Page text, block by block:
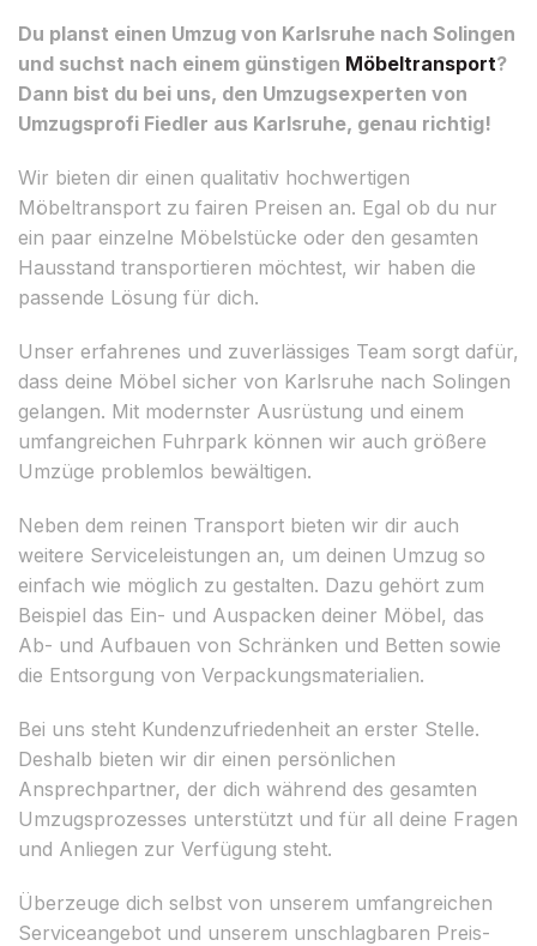
Du planst einen Umzug von Karlsruhe nach Solingen
und suchst nach einem günstigen Möbeltransport?
Dann bist du bei uns, den Umzugsexperten von
Umzugsprofi Fiedler aus Karlsruhe, genau richtig!
Wir bieten dir einen qualitativ hochwertigen
Möbeltransport zu fairen Preisen an. Egal ob du nur
ein paar einzelne Möbelstücke oder den gesamten
Hausstand transportieren möchtest, wir haben die
passende Lösung für dich.
Unser erfahrenes und zuverlässiges Team sorgt dafür,
dass deine Möbel sicher von Karlsruhe nach Solingen
gelangen. Mit modernster Ausrüstung und einem
umfangreichen Fuhrpark können wir auch größere
Umzüge problemlos bewältigen.
Neben dem reinen Transport bieten wir dir auch
weitere Serviceleistungen an, um deinen Umzug so
einfach wie möglich zu gestalten. Dazu gehört zum
Beispiel das Ein- und Auspacken deiner Möbel, das
Ab- und Aufbauen von Schränken und Betten sowie
die Entsorgung von Verpackungsmaterialien.
Bei uns steht Kundenzufriedenheit an erster Stelle.
Deshalb bieten wir dir einen persönlichen
Ansprechpartner, der dich während des gesamten
Umzugsprozesses unterstützt und für all deine Fragen
und Anliegen zur Verfügung steht.
Überzeuge dich selbst von unserem umfangreichen
Serviceangebot und unserem unschlagbaren Preis-